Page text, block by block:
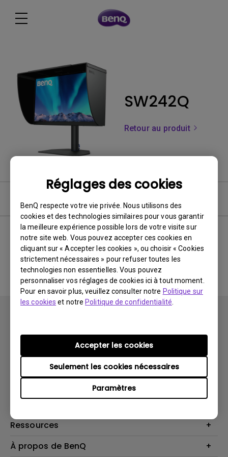
Réglages des cookies
BenQ respecte votre vie privée. Nous utilisons des
cookies et des technologies similaires pour vous garantir
la meilleure expérience possible lors de votre visite sur
notre site web. Vous pouvez accepter ces cookies en
cliquant sur « Accepter les cookies », ou choisir « Cookies
strictement nécessaires » pour refuser toutes les
technologies non essentielles. Vous pouvez
personnaliser vos réglages de cookies ici à tout moment.
Pour en savoir plus, veuillez consulter notre Politique sur
les cookies et notre Politique de confidentialité
Paramètres
Seulement les cookies nécessaires
Accepter les cookies
SW242Q
Retour au produit
Aucune FAQ associée
Vidéoprojecteurs
Haut-parleur
Solutions
Contactez-nous
Recycling
Ressources
Centre de connaissances
À propos de BenQ